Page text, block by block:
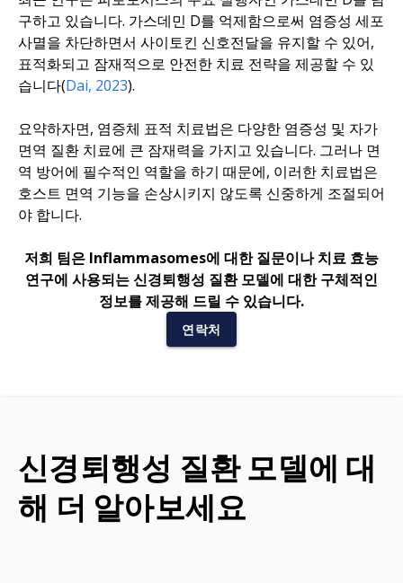
구하고 있습니다. 가스데민 D를 억제함으로써 염증성 세포
사멸을 차단하면서 사이토킨 신호전달을 유지할 수 있어,
표적화되고 잠재적으로 안전한 치료 전략을 제공할 수 있
습니다(Dai, 2023).
요약하자면, 염증체 표적 치료법은 다양한 염증성 및 자가
면역 질환 치료에 큰 잠재력을 가지고 있습니다. 그러나 면
역 방어에 필수적인 역할을 하기 때문에, 이러한 치료법은
호스트 면역 기능을 손상시키지 않도록 신중하게 조절되어
야 합니다.
저희 팀은 Inflammasomes에 대한 질문이나 치료 효능
연구에 사용되는 신경퇴행성 질환 모델에 대한 구체적인
정보를 제공해 드릴 수 있습니다.
연락처
신경퇴행성 질환 모델에 대
해 더 알아보세요